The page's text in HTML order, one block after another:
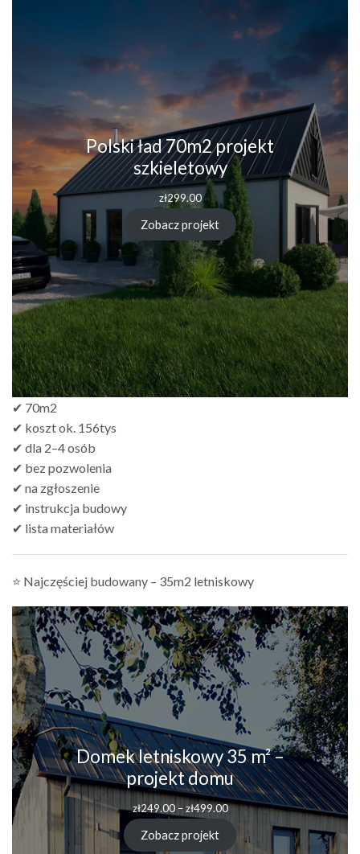
Polski ład 70m2 projekt
szkieletowy
zł299.00
Zobacz projekt
✔ 70m2
✔ koszt ok. 156tys
✔ dla 2–4 osób
✔ bez pozwolenia
✔ na zgłoszenie
✔ instrukcja budowy
✔ lista materiałów
⭐ Najczęściej budowany – 35m2 letniskowy
Domek letniskowy 35 m² –
projekt domu
zł249.00 – zł499.00Zakres
zł249.00
Zobacz projekt